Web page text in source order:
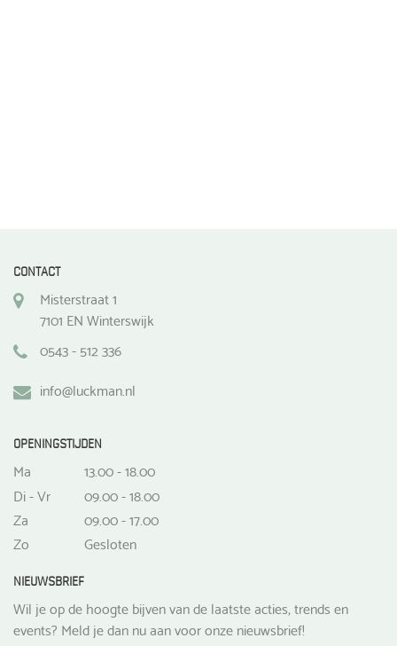
CONTACT
Misterstraat 1
7101 EN Winterswijk
0543 - 512 336
info@luckman.nl
OPENINGSTIJDEN
Ma
13.00 - 18.00
Di - Vr
09.00 - 18.00
Za
09.00 - 17.00
Zo
Gesloten
NIEUWSBRIEF
Wil je op de hoogte bijven van de laatste acties, trends en
events? Meld je dan nu aan voor onze nieuwsbrief!